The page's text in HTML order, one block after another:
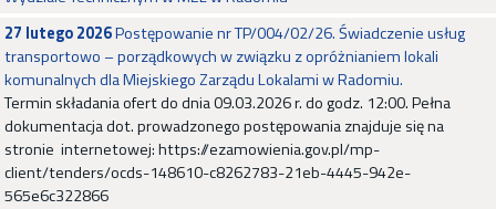
27 lutego 2026Postępowanie nr TP/004/02/26. Świadczenie usług
transportowo – porządkowych w związku z opróżnianiem lokali
komunalnych dla Miejskiego Zarządu Lokalami w Radomiu.
Termin składania ofert do dnia 09.03.2026 r. do godz. 12:00. Pełna
dokumentacja dot. prowadzonego postępowania znajduje się na
stronie internetowej: https://ezamowienia.gov.pl/mp-
client/tenders/ocds-148610-c8262783-21eb-4445-942e-
565e6c322866